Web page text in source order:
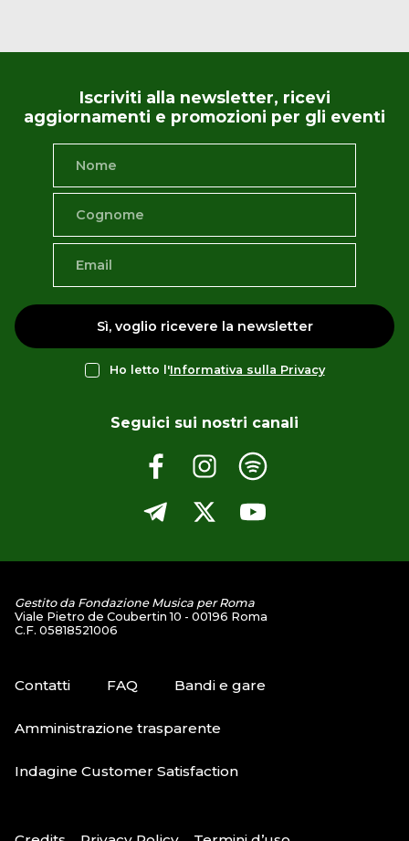
Iscriviti alla newsletter, ricevi
aggiornamenti e promozioni per gli eventi
Sì, voglio ricevere la newsletter
Ho letto l'Informativa sulla Privacy
Seguici sui nostri canali
Gestito da Fondazione Musica per Roma
Viale Pietro de Coubertin 10 - 00196 Roma
C.F. 05818521006
Contatti FAQ Bandi e gare
Amministrazione trasparente
Indagine Customer Satisfaction